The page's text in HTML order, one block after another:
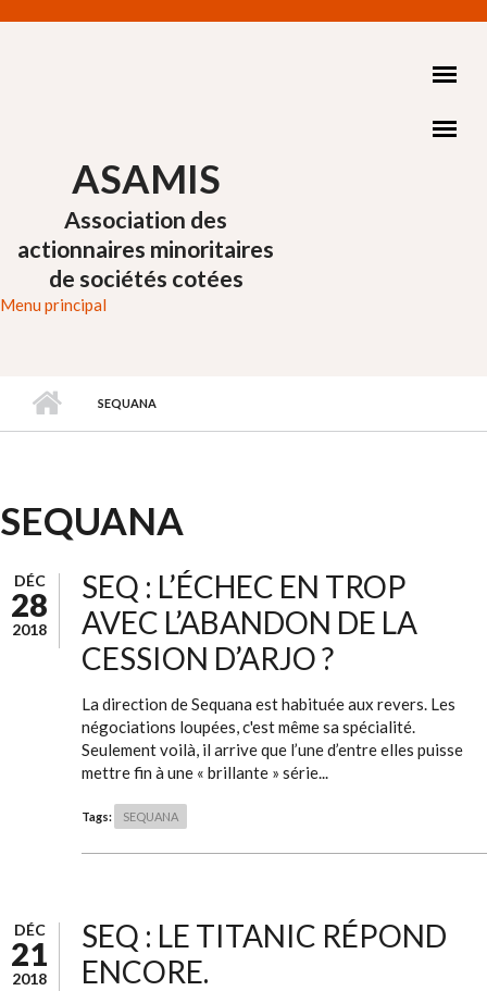
ASAMIS
Association des
actionnaires minoritaires
de sociétés cotées
Menu principal
SEQUANA
SEQUANA
DÉC
28
2018
SEQ : L’ÉCHEC EN TROP
AVEC L’ABANDON DE LA
CESSION D’ARJO ?
La direction de Sequana est habituée aux revers. Les
négociations loupées, c'est même sa spécialité.
Seulement voilà, il arrive que l’une d’entre elles puisse
mettre fin à une « brillante » série...
Tags: SEQUANA
DÉC
21
2018
SEQ : LE TITANIC RÉPOND
ENCORE.